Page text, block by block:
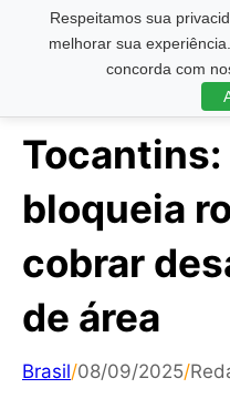
Respeitamos sua
melhorar sua
concorda com
Pesquisar ...
Tocantins:
bloqueia
cobrar
de área
Brasil/08/09/2025/